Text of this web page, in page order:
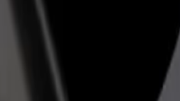
den perfekta lösningen för din resa.
appen